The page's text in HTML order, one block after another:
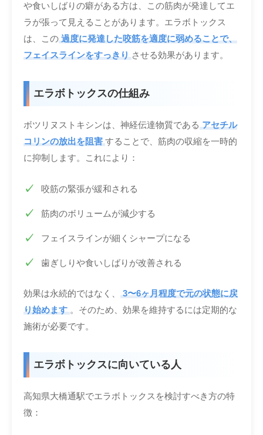
や食いしばりの癖がある方は、この筋肉が発達してエ
ラが張って見えることがあります。エラボトックス
は、この 過度に発達した咬筋を適度に弱めることで、
フェイスラインをすっきり させる効果があります。
エラボトックスの仕組み
ボツリヌストキシンは、神経伝達物質である アセチル
コリンの放出を阻害 することで、筋肉の収縮を一時的
に抑制します。これにより：
咬筋の緊張が緩和される
筋肉のボリュームが減少する
フェイスラインが細くシャープになる
歯ぎしりや食いしばりが改善される
効果は永続的ではなく、
3〜6ヶ月程度で元の状態に戻
り始めます 。そのため、効果を維持するには定期的な
施術が必要です。
エラボトックスに向いている人
高知県大橋通駅でエラボトックスを検討すべき方の特
徴：